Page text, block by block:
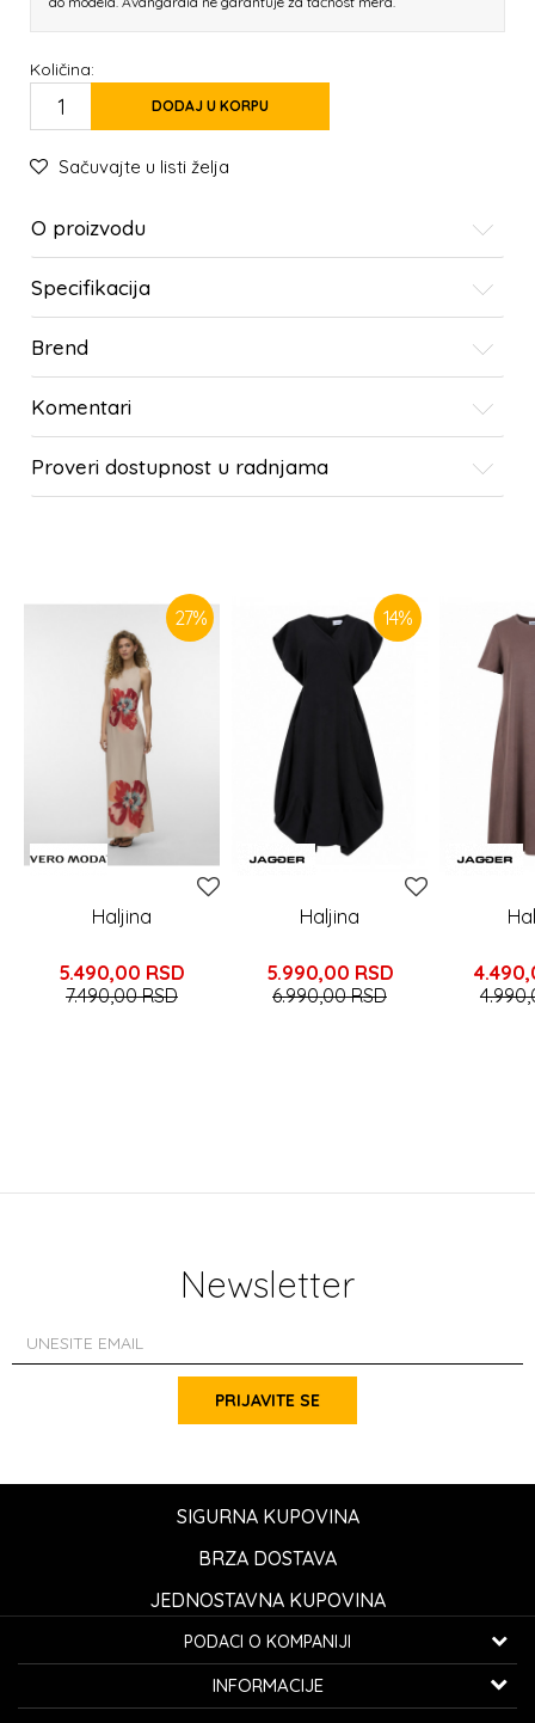
Količina:
DODAJ U KORPU
Sačuvajte u listi želja
O proizvodu
Specifikacija
Brend
Komentari
Proveri dostupnost u radnjama
27%
Haljina
5.490,00 RSD
7.490,00RSD
14%
Haljina
5.990,00 RSD
6.990,00RSD
Newsletter
PRIJAVITE SE
SIGURNA KUPOVINA
BRZA DOSTAVA
JEDNOSTAVNA KUPOVINA
PODACI O KOMPANIJI
K...G... Fashion d.o.o.
INFORMACIJE